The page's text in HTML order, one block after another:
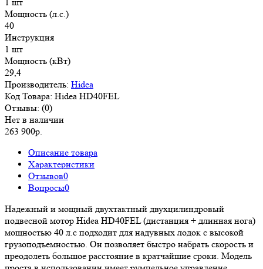
Мощность (л.с.)
40
Инструкция
1 шт
Мощность (кВт)
29,4
Производитель: Hidea
Код Товара: Hidea HD40FEL
Отзывы: (0)
Нет в наличии
263 900р.
Описание товара
Характеристики
Отзывов0
Вопросы0
Надежный и мощный двухтактный двухцилиндровый
подвесной мотор Hidea HD40FEL (дистанция + длинная нога)
мощностью 40 л.с подходит для надувных лодок с высокой
грузоподъемностью. Он позволяет быстро набрать скорость и
преодолеть большое расстояние в кратчайшие сроки. Модель